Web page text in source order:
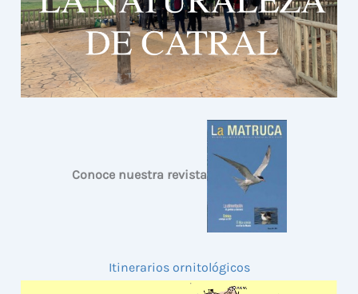
Conoce nuestra revista
Itinerarios ornitológicos